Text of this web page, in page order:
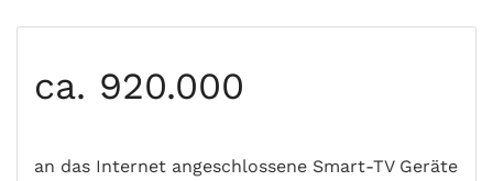
ca. 920.000
an das Internet angeschlossene Smart-TV Geräte